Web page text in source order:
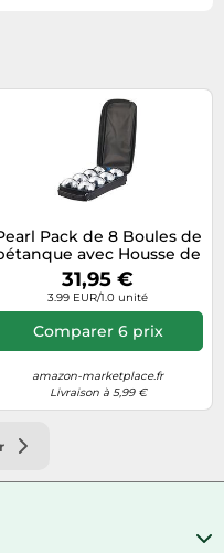
Pack de 8 Boules de
avec Housse de
Transport
31,95 €
3.99 EUR/1.0 unité
Comparer 6 prix
amazon-marketplace.fr
Livraison à 5,99 €